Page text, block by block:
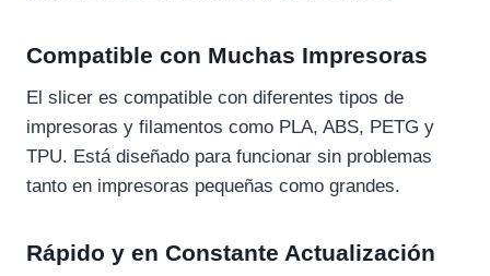
Compatible con Muchas Impresoras
El slicer es compatible con diferentes tipos de
impresoras y filamentos como PLA, ABS, PETG y
TPU. Está diseñado para funcionar sin problemas
tanto en impresoras pequeñas como grandes.
Rápido y en Constante Actualización